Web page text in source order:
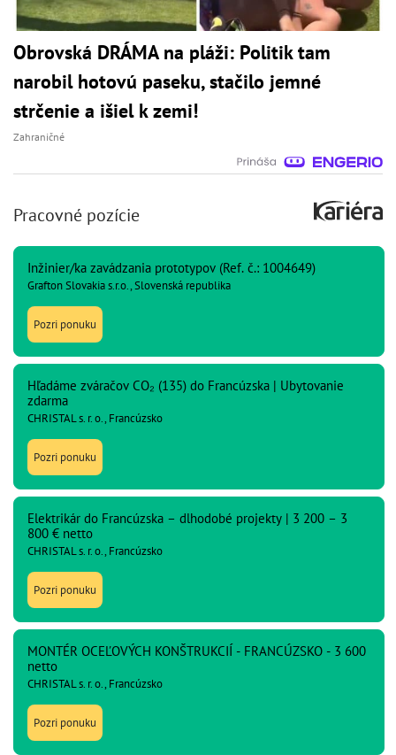
Obrovská DRÁMA na pláži: Politik tam
narobil hotovú paseku, stačilo jemné
strčenie a išiel k zemi!
Zahraničné
Pracovné pozície
Inžinier/ka zavádzania prototypov (Ref. č.: 1004649)
Grafton Slovakia s.r.o., Slovenská republika
Pozri ponuku
Hľadáme zváračov CO₂ (135) do Francúzska | Ubytovanie
zdarma
CHRISTAL s. r. o., Francúzsko
Pozri ponuku
Elektrikár do Francúzska – dlhodobé projekty | 3 200 – 3
800 € netto
CHRISTAL s. r. o., Francúzsko
Pozri ponuku
MONTÉR OCEĽOVÝCH KONŠTRUKCIÍ - FRANCÚZSKO - 3 600
netto
CHRISTAL s. r. o., Francúzsko
Pozri ponuku